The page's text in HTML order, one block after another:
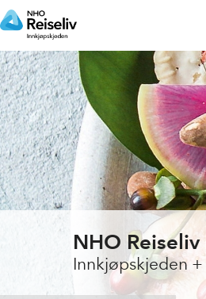
NHO
Innkjøpskjeden